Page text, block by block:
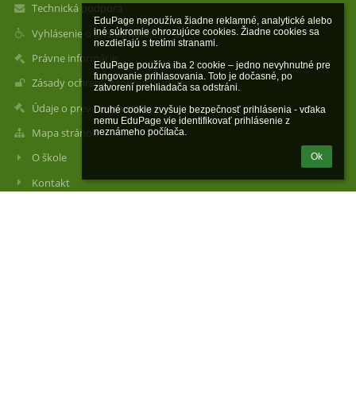
EduPage nepoužíva žiadne reklamné, analytické alebo
iné súkromie ohrozujúce cookies. Žiadne cookies sa
nezdieľajú s tretími stranami.
EduPage používa iba 2 cookie – jedno nevyhnutné pre
fungovanie prihlasovania. Toto je dočasné, po
zatvorení prehliadača sa odstráni.
Druhé cookie zvyšuje bezpečnosť prihlásenia - vďaka
nemu EduPage vie identifikovať prihlásenie z
neznámeho počítača.
Ok
Technická podpora
Vyhlásenie o prístupnosti
Právne informácie
Zásady ochrany osobných údajov
Údaje o prevádzkovateľovi
Mapa stránok
O škole
Kontakt